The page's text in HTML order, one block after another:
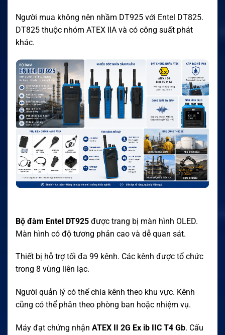
Người mua không nên nhầm DT925 với Entel DT825.
DT825 thuộc nhóm ATEX IIA và có công suất phát
khác.
Bộ đàm Entel DT925 được trang bị màn hình OLED.
Màn hình có độ tương phản cao và dễ quan sát.
Thiết bị hỗ trợ tối đa 99 kênh. Các kênh được tổ chức
trong 8 vùng liên lạc.
Người quản lý có thể chia kênh theo khu vực. Kênh
cũng có thể phân theo phòng ban hoặc nhiệm vụ.
Máy đạt chứng nhận ATEX II 2G Ex ib IIC T4 Gb. Cấu